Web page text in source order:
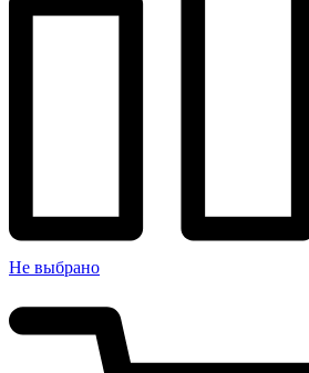
Не выбрано